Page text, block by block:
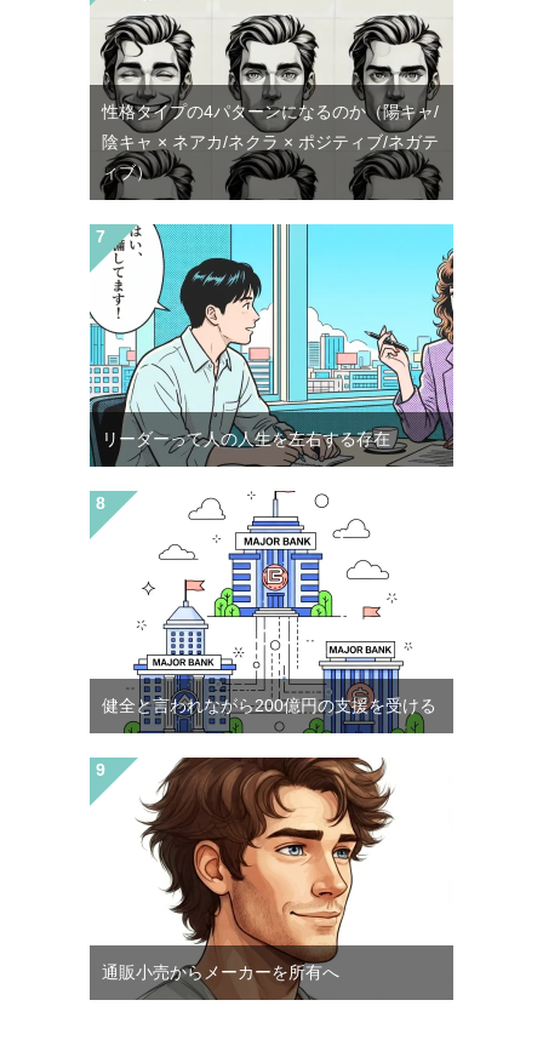
性格タイプの4パターンになるのか（陽キャ/
陰キャ × ネアカ/ネクラ × ポジティブ/ネガテ
ィブ）
リーダーって人の人生を左右する存在
健全と言われながら200億円の支援を受ける
通販小売からメーカーを所有へ